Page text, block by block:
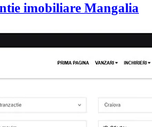
imobiliare Mangalia